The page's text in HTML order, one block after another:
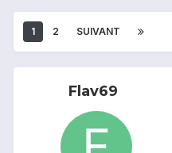
1 2 SUIVANT
Flav69